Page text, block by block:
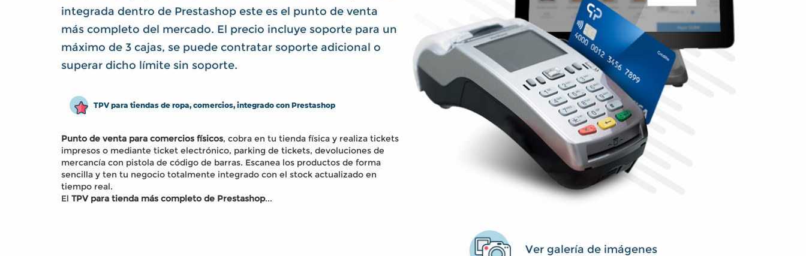
integrada dentro de Prestashop este es el punto de venta
más completo del mercado. El precio incluye soporte para un
máximo de 3 cajas, se puede contratar soporte adicional o
superar dicho límite sin soporte.
TPV para tiendas de ropa, comercios, integrado con Prestashop
Punto de venta para comercios físicos, cobra en tu tienda física y realiza tickets
impresos o mediante ticket electrónico, parking de tickets, devoluciones de
mercancía con pistola de código de barras. Escanea los productos de forma
sencilla y ten tu negocio totalmente integrado con el stock actualizado en
tiempo real.
El TPV para tienda más completo de Prestashop...
Ver galería de imágenes